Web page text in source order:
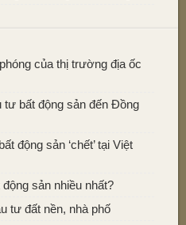
của thị trường địa ốc
bất động sản đến Đồng
động sản ‘chết’ tại Việt
sản nhiều nhất?
tư đất nền, nhà phố